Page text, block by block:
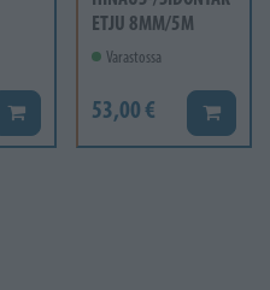
Lisää koriin
ETJU 8MM/5M
Varastossa
53,00 € Lisää